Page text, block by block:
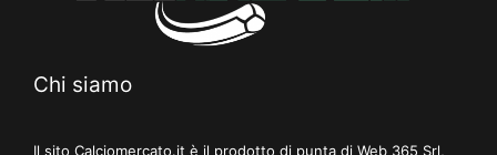
Chi siamo
Il sito Calciomercato.it è il prodotto di punta di Web 365 Srl,